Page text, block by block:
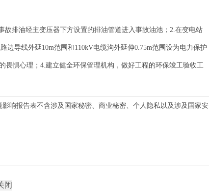
排油经主变压器下方设置的排油管道进入事故油池；2.在变电站
边导线外延10m范围和110kV电缆沟外延伸0.75m范围设为电力保护
畏惧心理；4.建立健全环保管理机构，做好工程的环保竣工验收工
响报告表不含涉及国家秘密、商业秘密、个人隐私以及涉及国家安